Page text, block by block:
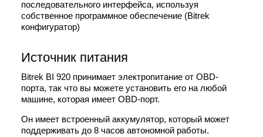
последовательного интерфейса, используя
собственное программное обеспечение (Bitrek
конфигуратор)
Источник питания
Bitrek BI 920 принимает электропитание от OBD-
порта, так что вы можете установить его на любой
машине, которая имеет OBD-порт.
Он имеет встроенный аккумулятор, который может
поддерживать до 8 часов автономной работы.